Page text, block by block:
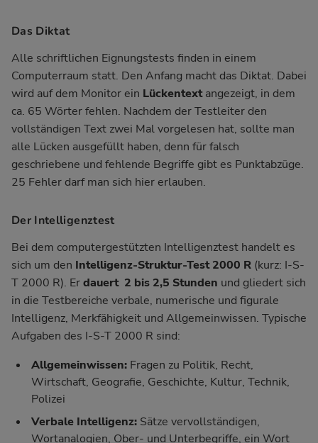
Das Diktat
Alle schriftlichen Eignungstests finden in einem
Computerraum statt. Den Anfang macht das Diktat. Dabei
wird auf dem Monitor ein Lückentextangezeigt, in dem
ca. 65 Wörter fehlen. Nachdem der Testleiter den
vollständigen Text zwei Mal vorgelesen hat, sollte man
alle Lücken ausgefüllt haben, denn für falsch
geschriebene und fehlende Begriffe gibt es Punktabzüge.
25 Fehler darf man sich hier erlauben.
Der Intelligenztest
Bei dem computergestützten Intelligenztest handelt es
sich um den Intelligenz-Struktur-Test 2000 R (kurz: I-S-
T 2000 R). Erdauert 2 bis 2,5 Stunden und gliedert sich
in die Testbereiche verbale, numerische und figurale
Intelligenz, Merkfähigkeit und Allgemeinwissen. Typische
Aufgaben des I-S-T 2000 R sind:
Allgemeinwissen: Fragen zu Politik, Recht,
Wirtschaft, Geografie, Geschichte, Kultur, Technik,
Polizei
Verbale Intelligenz: Sätze vervollständigen,
Wortanalogien, Ober- und Unterbegriffe, ein Wort